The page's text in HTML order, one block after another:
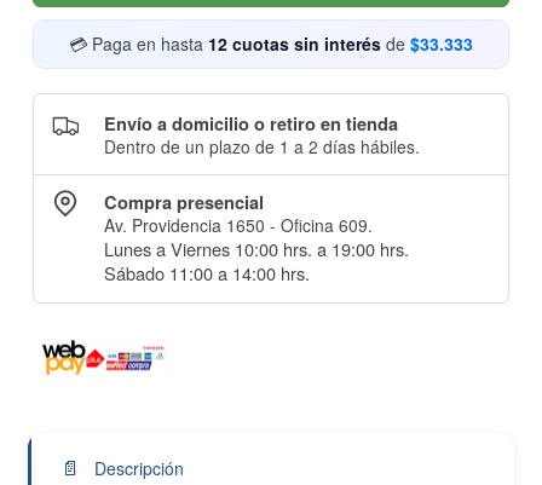
💳 Paga en hasta 12 cuotas sin interés de $33.333
Envío a domicilio o retiro en tienda
Dentro de un plazo de 1 a 2 días hábiles.
Compra presencial
Av. Providencia 1650 - Oficina 609.
Lunes a Viernes 10:00 hrs. a 19:00 hrs.
Sábado 11:00 a 14:00 hrs.
📄 Descripción